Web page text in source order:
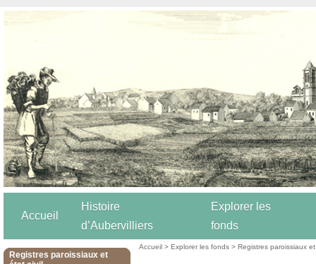
Accueil
Histoire
d’Aubervilliers
Explorer les
fonds
Registres paroissiaux et
Accueil >Explorer les fonds >Registres paroissiaux